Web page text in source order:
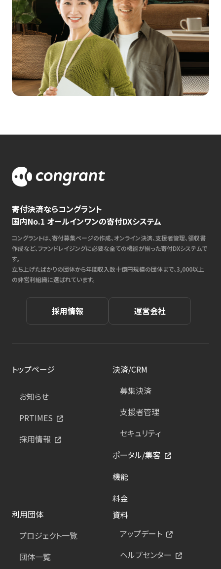
寄付決済ならコングラント
国内No.1 オールインワンの寄付DXシステム
コングラントは、寄付募集ページの作成、オンライン決済、支援者管理、領収書
作成など、ファンドレイジングに必要な全ての機能が揃った寄付DXシステムで
す。
立ち上げたばかりの団体から年間収入数十億円規模の団体まで、3,000以上
の非営利組織に選ばれています。
採用情報 運営会社
トップページ
お知らせ
PRTIMES
採用情報
決済/CRM
募集決済
支援者管理
セキュリティ
ポータル/集客
機能
料金
利用団体
プロジェクト一覧
団体一覧
資料
アップデート
ヘルプセンター